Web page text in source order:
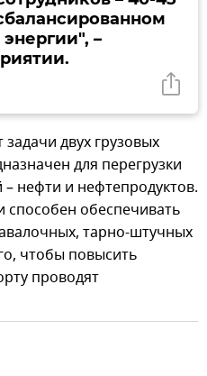
–
двух грузовых
для перегрузки
– нефти и нефтепродуктов.
обеспечивать
тарно-штучных
чтобы повысить
проводят